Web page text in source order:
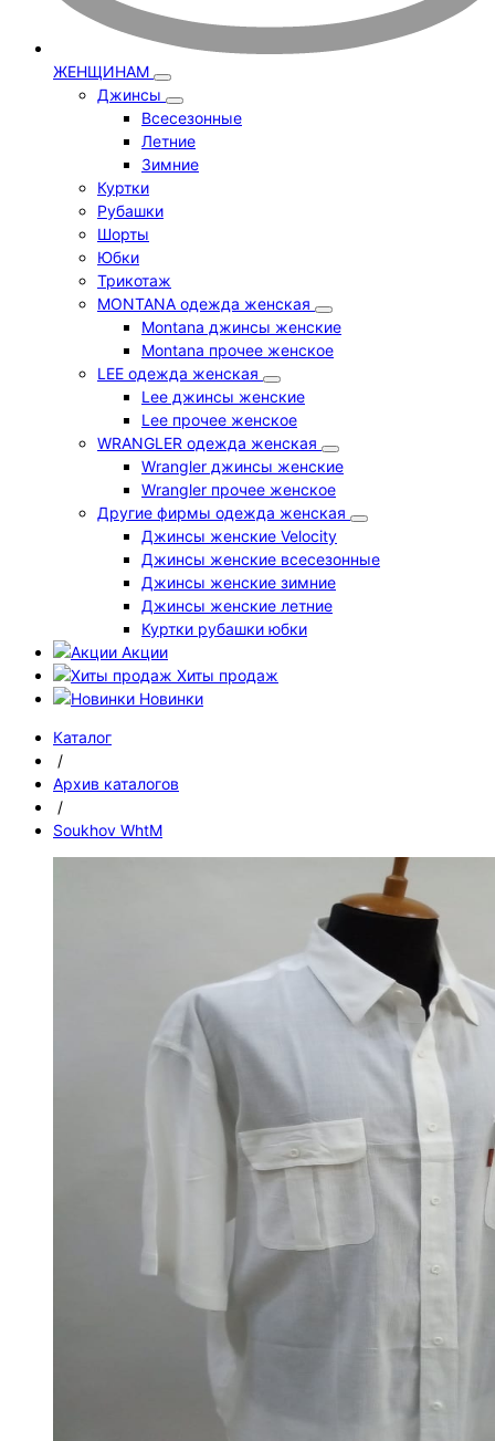
ЖЕНЩИНАМ
Джинсы
Всесезонные
Летние
Зимние
Куртки
Рубашки
Шорты
Юбки
Трикотаж
MONTANA одежда женская
Montana джинсы женские
Montana прочее женское
LEE одежда женская
Lee джинсы женские
Lee прочее женское
WRANGLER одежда женская
Wrangler джинсы женские
Wrangler прочее женское
Другие фирмы одежда женская
Джинсы женские Velocity
Джинсы женские всесезонные
Джинсы женские зимние
Джинсы женские летние
Куртки рубашки юбки
Акции
Хиты продаж
Новинки
Каталог
/
Архив каталогов
/
Soukhov WhtM